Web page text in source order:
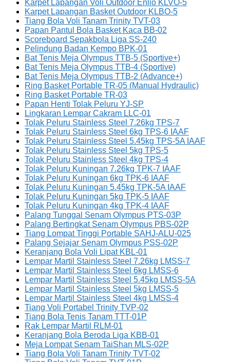
Karpet Lapangan Voli Outdoor Enlio KLVO-5
Karpet Lapangan Basket Outdoor KLBO-5
Tiang Bola Voli Tanam Trinity TVT-03
Papan Pantul Bola Basket Kaca BB-02
Scoreboard Sepakbola Liga SS-240
Pelindung Badan Kempo BPK-01
Bat Tenis Meja Olympus TTB-5 (Sportive+)
Bat Tenis Meja Olympus TTB-4 (Sportive)
Bat Tenis Meja Olympus TTB-2 (Advance+)
Ring Basket Portable TR-05 (Manual Hydraulic)
Ring Basket Portable TR-03
Papan Henti Tolak Peluru YJ-SP
Lingkaran Lempar Cakram LLC-01
Tolak Peluru Stainless Steel 7.26kg TPS-7
Tolak Peluru Stainless Steel 6kg TPS-6 IAAF
Tolak Peluru Stainless Steel 5.45kg TPS-5A IAAF
Tolak Peluru Stainless Steel 5kg TPS-5
Tolak Peluru Stainless Steel 4kg TPS-4
Tolak Peluru Kuningan 7.26kg TPK-7 IAAF
Tolak Peluru Kuningan 6kg TPK-6 IAAF
Tolak Peluru Kuningan 5.45kg TPK-5A IAAF
Tolak Peluru Kuningan 5kg TPK-5 IAAF
Tolak Peluru Kuningan 4kg TPK-4 IAAF
Palang Tunggal Senam Olympus PTS-03P
Palang Bertingkat Senam Olympus PBS-02P
Tiang Lompat Tinggi Portable SAHJ-ALU-025
Palang Sejajar Senam Olympus PSS-02P
Keranjang Bola Voli Lipat KBL-01
Lempar Martil Stainless Steel 7.26kg LMSS-7
Lempar Martil Stainless Steel 6kg LMSS-6
Lempar Martil Stainless Steel 5.45kg LMSS-5A
Lempar Martil Stainless Steel 5kg LMSS-5
Lempar Martil Stainless Steel 4kg LMSS-4
Tiang Voli Portabel Trinity TVP-02
Tiang Bola Tenis Tanam TTT-01P
Rak Lempar Martil RLM-01
Keranjang Bola Beroda Liga KBB-01
Meja Lompat Senam TaiShan MLS-02P
Tiang Bola Voli Tanam Trinity TVT-02